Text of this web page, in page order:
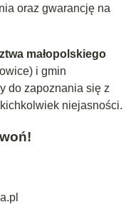
oraz gwarancję na
małopolskiego
i gmin
do zapoznania się z
niejasności.